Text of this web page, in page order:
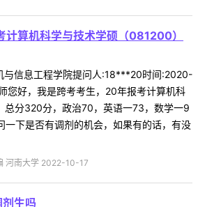
算机科学与技术学硕（081200）
与信息工程学院提问人:18***20时间:2020-
好，我是跨考考生，20年报考计算机科
总分320分，政治70，英语一73，数学一9
下是否有调剂的机会，如果有的话，有没
河南大学 2022-10-17
生吗